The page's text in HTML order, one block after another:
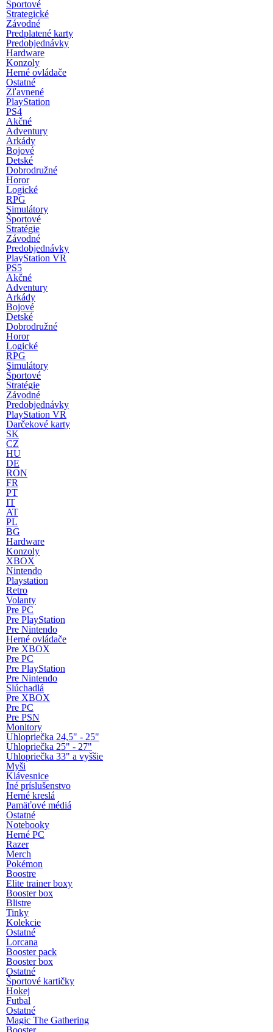
Športové
Strategické
Závodné
Predplatené karty
Predobjednávky
Hardware
Konzoly
Herné ovládače
Ostatné
Zľavnené
PlayStation
PS4
Akčné
Adventury
Arkády
Bojové
Detské
Dobrodružné
Horor
Logické
RPG
Simulátory
Športové
Stratégie
Závodné
Predobjednávky
PlayStation VR
PS5
Akčné
Adventury
Arkády
Bojové
Detské
Dobrodružné
Horor
Logické
RPG
Simulátory
Športové
Stratégie
Závodné
Predobjednávky
PlayStation VR
Darčekové karty
SK
CZ
HU
DE
RON
FR
PT
IT
AT
PL
BG
Hardware
Konzoly
XBOX
Nintendo
Playstation
Retro
Volanty
Pre PC
Pre PlayStation
Pre Nintendo
Herné ovládače
Pre XBOX
Pre PC
Pre PlayStation
Pre Nintendo
Slúchadlá
Pre XBOX
Pre PC
Pre PSN
Monitory
Uhlopriečka 24,5" - 25"
Uhlopriečka 25" - 27"
Uhlopriečka 33" a vyššie
Myši
Klávesnice
Iné príslušenstvo
Herné kreslá
Pamäťové médiá
Ostatné
Notebooky
Herné PC
Razer
Merch
Pokémon
Boostre
Elite trainer boxy
Booster box
Blistre
Tinky
Kolekcie
Ostatné
Lorcana
Booster pack
Booster box
Ostatné
Športové kartičky
Hokej
Futbal
Ostatné
Magic The Gathering
Booster